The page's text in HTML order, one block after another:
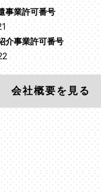
事業許可番号
介事業許可番号
会社概要を見る